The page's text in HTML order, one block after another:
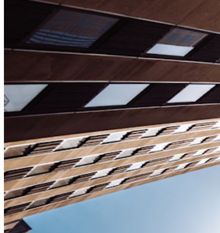
開発者向け製品
シークレットマネージャーを見る
開発、DevOps、ITチームのためのエンドツーエンド暗
Passwordless.dev とパスキー
わずか数行のコードでパスキーの機能などをアンロッ
ク
開発者ドキュメンテーション
詳しく見る
統合
パートナー
新規アクセス・インテリジェンス
新規